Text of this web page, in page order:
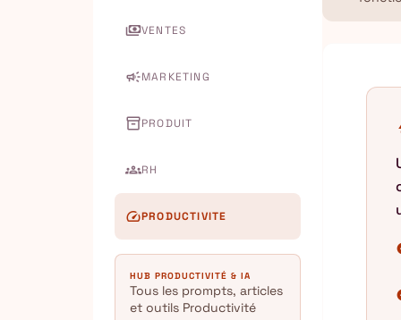
paymentsVENTES
campaignMARKETING
inventory_2PRODUIT
groupsRH
speedPRODUCTIVITE
HUB PRODUCTIVITÉ & IA
Tous les prompts, articles
et outils Productivité